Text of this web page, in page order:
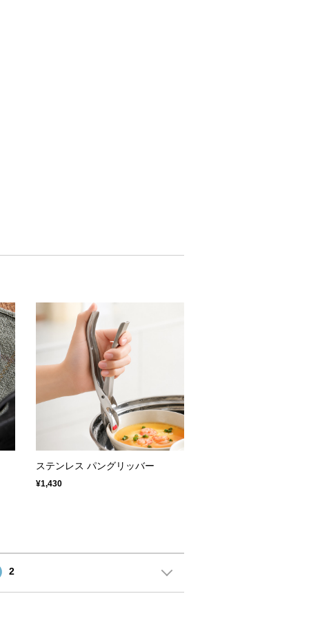
ステンレス パングリッバー
¥1,430
2